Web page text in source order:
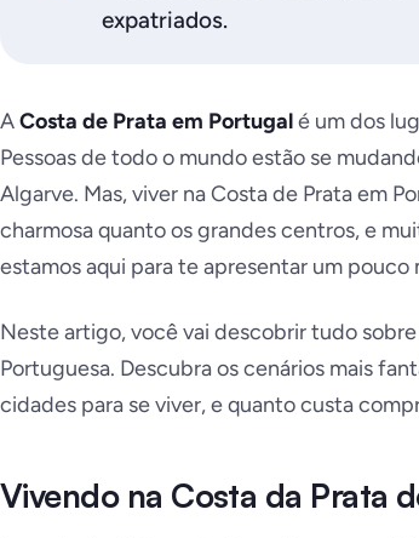
expatriados.
ACosta de Prata em Portugalé um dos
Pessoas de todo o mundo estão se
Algarve. Mas, viver na Costa de Prata em
charmosa quanto os grandes centros, e
estamos aqui para te apresentar um pouco
Neste artigo, você vai descobrir tudo
Portuguesa. Descubra os cenários mais
cidades para se viver, e quanto custa
Vivendo na Costa da Prata